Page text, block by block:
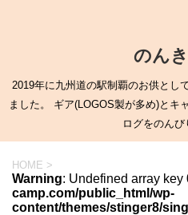
のん
2019年に九州道の駅制覇のお供とし
ました。 ギア(LOGOS製が多め)とキ
ログをのんび
HOME >
Warning: Undefined array key
camp.com/public_html/wp-
content/themes/stinger8/